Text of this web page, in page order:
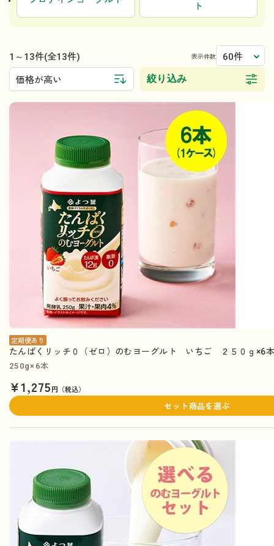
ト
1～13件(全13件) 表示件数 60件
価格が高い 絞り込み
定期便あり
たんぱくリッチ０（ゼロ）のむヨーグルト いちご ２５０ｇ×6
250g×6本
¥1,275円（税込）
セット商品を選ぶ